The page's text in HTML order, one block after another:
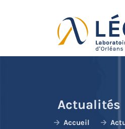
Actualités
Accueil